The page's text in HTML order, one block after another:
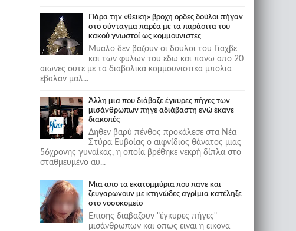
Πάρα την «θεϊκή» βροχή ορδες δούλοι πήγαν
στο σύνταγμα παρέα με τα παράσιτα του
κακού γνωστοί ως κομμουνιστες
Μυαλο δεν βαζουν οι δουλοι του Γιαχβε
και των φυλων του εδω και πανω απο 20
αιωνες ουτε με τα διαβολικα κομμουνιστικα μπολια
εβαλαν μαλ...
Άλλη μια που διάβαζε έγκυρες πήγες των
μισάνθρωπων πήγε αδιάβαστη ενώ έκανε
διακοπές
Δηθεν βαρύ πένθος προκάλεσε στα Νέα
Στύρα Ευβοίας ο αιφνίδιος θάνατος μιας
56χρονης γυναίκας, η οποία βρέθηκε νεκρή δίπλα στο
σταθμευμένο αυ...
Μια απο τα εκατομμύρια που πανε και
ζευγαρωνουν με κτηνώδες αγρίμια κατέληξε
στο νοσοκομείο
Επισης διαβαζουν "έγκυρες πήγες"
μισάνθρωπων και οπως ειναι η εικονα